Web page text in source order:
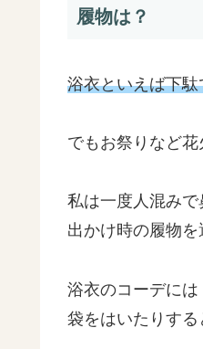
履物は？
浴衣といえば下
でもお祭りなど
私は一度人混み
出かけ時の履物を
浴衣のコーデに
袋をはいたりする